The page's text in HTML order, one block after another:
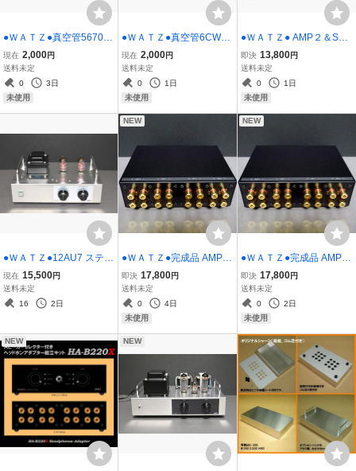
●ＷＡＴＺ●真空管5670W
未使用２本セット
現在 2,000円
送料未定
0
3日
未使用
●ＷＡＴＺ●真空管6CW5
未使用２本セット
現在 2,000円
送料未定
0
1日
未使用
●ＷＡＴＺ● AMP２＆SP
２+-独立セレクター組立
キットSS-B22Xs..
即決 13,800円
送料未定
0
1日
未使用
●ＷＡＴＺ●12AU7 ステレ
オプリアンプPA301 手加
工自作品
現在 15,500円
送料未定
16
2日
NEW
●ＷＡＴＺ●完成品 AMP２
＆SP２+-独立セレクター
組立キットSS-B22Xs..
即決 17,800円
送料未定
0
4日
未使用
NEW
●ＷＡＴＺ●完成品 AMP２
＆SP２+-独立セレクター
組立キットSS-B22Xs
即決 17,800円
送料未定
0
2日
未使用
NEW NEW